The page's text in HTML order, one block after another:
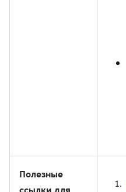
Полезные
ссылки для